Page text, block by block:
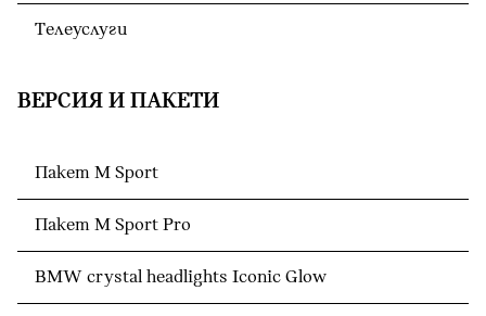
Телеуслуги
ВЕРСИЯ И ПАКЕТИ
Пакет M Sport
Пакет M Sport Pro
BMW crystal headlights Iconic Glow